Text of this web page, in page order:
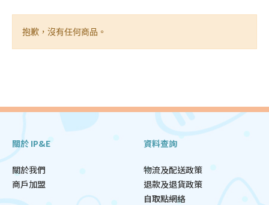
抱歉，沒有任何商品。
關於 IP&E
關於我們
商戶加盟
資料查詢
物流及配送政策
退款及退貨政策
自取點網絡